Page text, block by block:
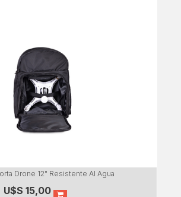
Drone 12" Resistente Al Agua
U$S 15,00